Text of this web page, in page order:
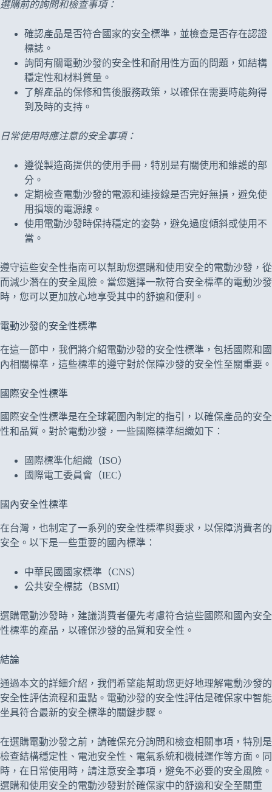
選購前的詢問和檢查事項：
確認產品是否符合國家的安全標準，並檢查是否存在認證
標誌。
詢問有關電動沙發的安全性和耐用性方面的問題，如結構
穩定性和材料質量。
了解產品的保修和售後服務政策，以確保在需要時能夠得
到及時的支持。
日常使用時應注意的安全事項：
遵從製造商提供的使用手冊，特別是有關使用和維護的部
分。
定期檢查電動沙發的電源和連接線是否完好無損，避免使
用損壞的電源線。
使用電動沙發時保持穩定的姿勢，避免過度傾斜或使用不
當。
遵守這些安全性指南可以幫助您選購和使用安全的電動沙發，從
而減少潛在的安全風險。當您選擇一款符合安全標準的電動沙發
時，您可以更加放心地享受其中的舒適和便利。
電動沙發的安全性標準
在這一節中，我們將介紹電動沙發的安全性標準，包括國際和國
內相關標準，這些標準的遵守對於保障沙發的安全性至關重要。
國際安全性標準
國際安全性標準是在全球範圍內制定的指引，以確保產品的安全
性和品質。對於電動沙發，一些國際標準組織如下：
國際標準化組織（ISO）
國際電工委員會（IEC）
國內安全性標準
在台灣，也制定了一系列的安全性標準與要求，以保障消費者的
安全。以下是一些重要的國內標準：
中華民國國家標準（CNS）
公共安全標誌（BSMI）
選購電動沙發時，建議消費者優先考慮符合這些國際和國內安全
性標準的產品，以確保沙發的品質和安全性。
結論
通過本文的詳細介紹，我們希望能幫助您更好地理解電動沙發的
安全性評估流程和重點。電動沙發的安全性評估是確保家中智能
坐具符合最新的安全標準的關鍵步驟。
在選購電動沙發之前，請確保充分詢問和檢查相關事項，特別是
檢查結構穩定性、電池安全性、電氣系統和機械運作等方面。同
時，在日常使用時，請注意安全事項，避免不必要的安全風險。
選購和使用安全的電動沙發對於確保家中的舒適和安全至關重